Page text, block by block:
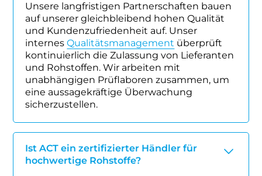
Unsere langfristigen Partnerschaften bauen
auf unserer gleichbleibend hohen Qualität
und Kundenzufriedenheit auf. Unser
internesQualitätsmanagement überprüft
kontinuierlich die Zulassung von Lieferanten
und Rohstoffen. Wir arbeiten mit
unabhängigen Prüflaboren zusammen, um
eine aussagekräftige Überwachung
sicherzustellen.
Ist ACT ein zertifizierter Händler für
hochwertige Rohstoffe?